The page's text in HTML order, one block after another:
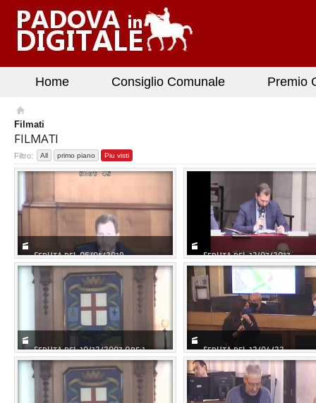
Home Consiglio Comunale Premio
Filmati
FILMATI
Filtro: All primo piano Piu visti
SEDUTA DEL 06/05/2019 SEDUTA DEL 13/07/2017
SEDUTA DEL 10/12/2007 ORE:1... SEDUTA DEL 12/04/22